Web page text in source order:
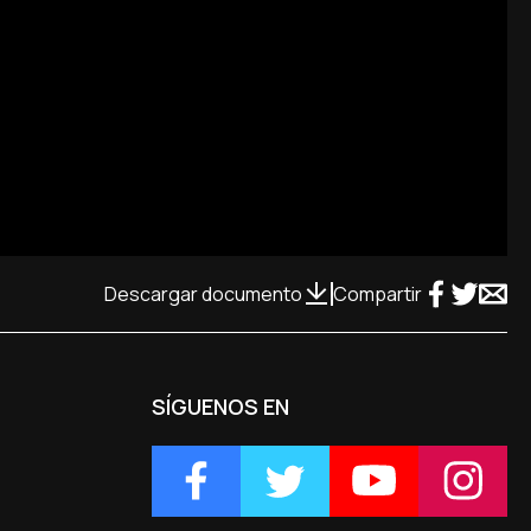
Descargar documento Compartir
SÍGUENOS EN